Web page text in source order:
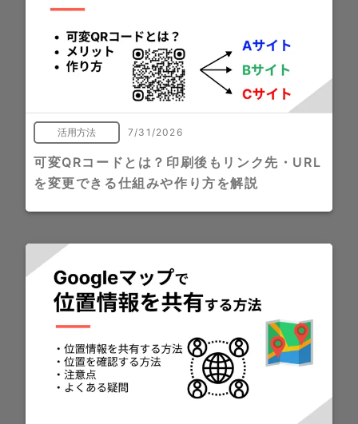
活用方法 7/31/2026
可変QRコードとは？印刷後もリンク先・URL
を変更できる仕組みや作り方を解説